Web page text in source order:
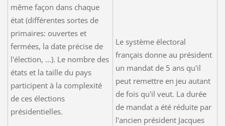
même façon dans chaque
état (différentes sortes de
primaires: ouvertes et
fermées, la date précise de
l'élection, ...). Le nombre des
états et la taille du pays
participent à la complexité
de ces élections
présidentielles.
Le système électoral
français donne au président
un mandat de 5 ans qu'il
peut remettre en jeu autant
de fois qu'il veut. La durée
de mandat a été réduite par
l'ancien président Jacques